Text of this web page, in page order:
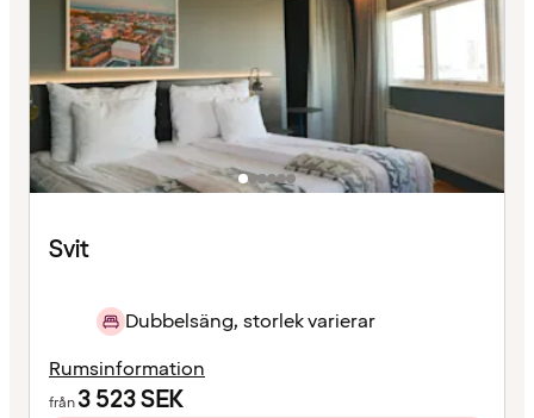
Svit
Dubbelsäng, storlek varierar
Rumsinformation
från3 523SEK